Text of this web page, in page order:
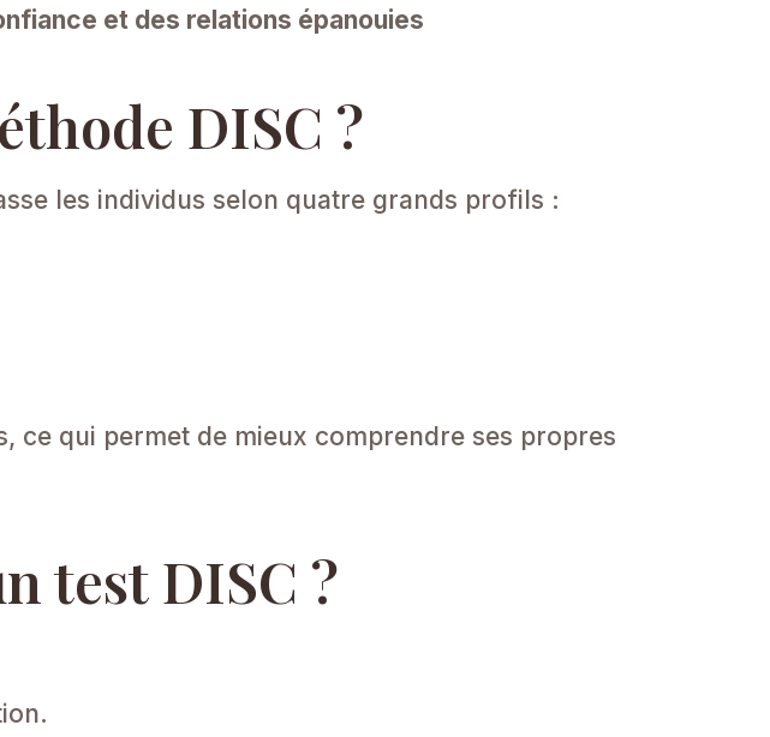
et des relations épanouies
DISC ?
les individus selon quatre grands profils :
ce qui permet de mieux comprendre ses propres
test DISC ?